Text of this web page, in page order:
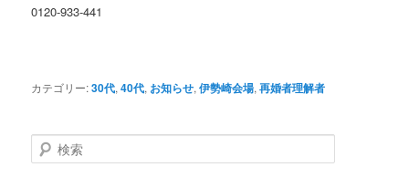
0120-933-441
カテゴリー:30代,40代, お知らせ,伊勢崎会場,再婚者理解者
検
索